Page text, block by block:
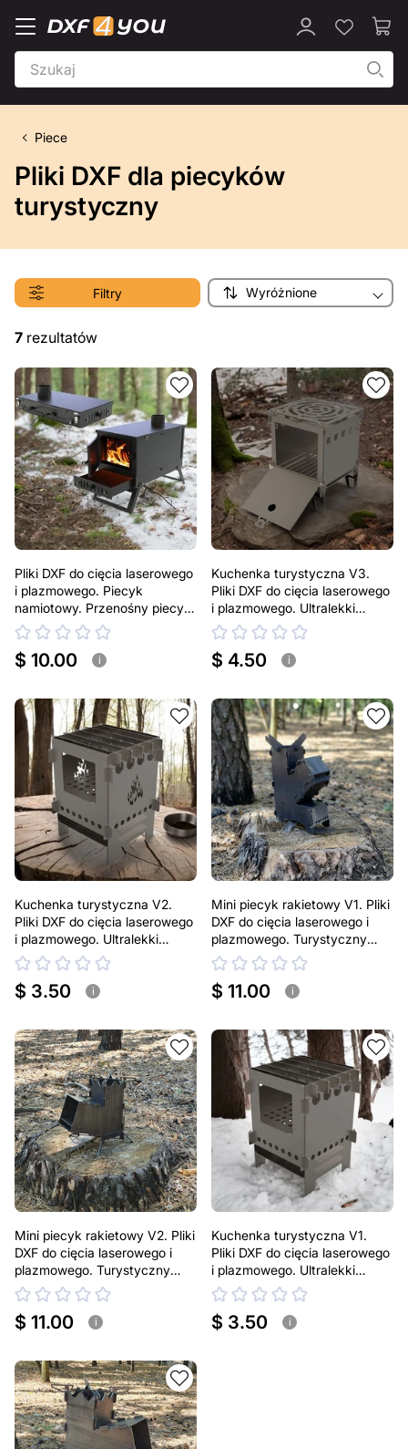
Piece
Pliki DXF dla piecyków
turystyczny
Filtry Wyróżnione
7 rezultatów
Pliki DXF do cięcia laserowego
i plazmowego. Piecyk
namiotowy. Przenośny piecyk
biwakowy na drewno.
$ 10.00 i
Kuchenka turystyczna V3.
Pliki DXF do cięcia laserowego
i plazmowego. Ultralekki
przenośny piecyk na drewno
$ 4.50 i
Kuchenka turystyczna V2.
Pliki DXF do cięcia laserowego
i plazmowego. Ultralekki
przenośny piecyk na drewno
$ 3.50 i
Mini piecyk rakietowy V1. Pliki
DXF do cięcia laserowego i
plazmowego. Turystyczny
turbopiecyk na drewno
$ 11.00 i
Mini piecyk rakietowy V2. Pliki
DXF do cięcia laserowego i
plazmowego. Turystyczny
turbopiecyk na drewno
$ 11.00 i
Kuchenka turystyczna V1.
Pliki DXF do cięcia laserowego
i plazmowego. Ultralekki
przenośny piecyk na drewno
$ 3.50 i